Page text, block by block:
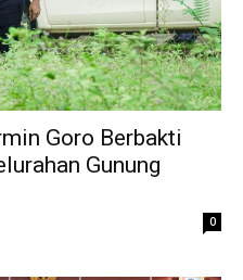
Goro Berbakti
Gunung
0